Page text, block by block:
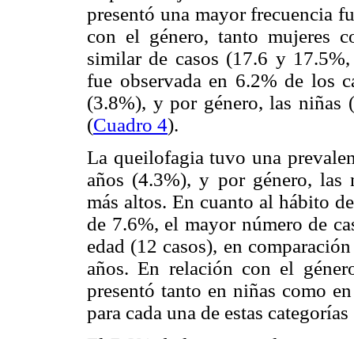
presentó una mayor frecuencia
con el género, tanto mujeres
similar de casos (17.6 y
fue observada en 6.2% de los
(3.8%), y por género, las niñas
(Cuadro 4).
La queilofagia tuvo una
años (4.3%), y por género, las
más altos. En cuanto al hábito
de 7.6%, el mayor número de
edad (12 casos), en
años. En relación con el
presentó tanto en niñas como
para cada una de estas categorías